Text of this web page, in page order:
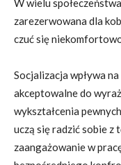
W wielu
zarezerwowana dla
czuć się
Socjalizacja wpływa
akceptowalne do
wykształcenia
uczą się radzić sobie z
zaangażowanie w